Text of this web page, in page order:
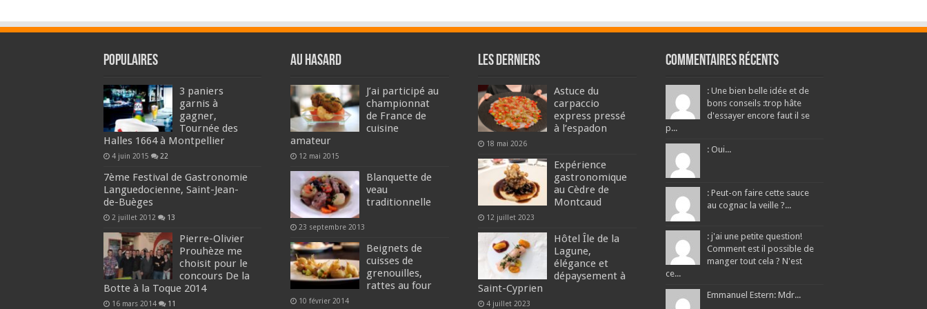
Populaires
3 paniers
garnis à
gagner,
Tournée des
Halles 1664 à Montpellier
4 juin 2015 22
7ème Festival de Gastronomie
Languedocienne, Saint-Jean-
de-Buèges
2 juillet 2012 13
Pierre-Olivier
Prouhèze me
choisit pour le
concours De la
Botte à la Toque 2014
16 mars 2014 11
Au hasard
J’ai participé au
championnat
de France de
cuisine
amateur
12 mai 2015
Blanquette de
veau
traditionnelle
23 septembre 2013
Beignets de
cuisses de
grenouilles,
rattes au four
10 février 2014
Les derniers
Astuce du
carpaccio
express pressé
à l’espadon
18 mai 2026
Expérience
gastronomique
au Cèdre de
Montcaud
12 juillet 2023
Hôtel Île de la
Lagune,
élégance et
dépaysement à
Saint-Cyprien
4 juillet 2023
Commentaires récents
: Une bien belle idée et de
bons conseils :trop hâte
d'essayer encore faut il se
p...
: Oui...
: Peut-on faire cette sauce
au cognac la veille ?...
: j'ai une petite question!
Comment est il possible de
manger tout cela ? N'est
ce...
Emmanuel Estern: Mdr...